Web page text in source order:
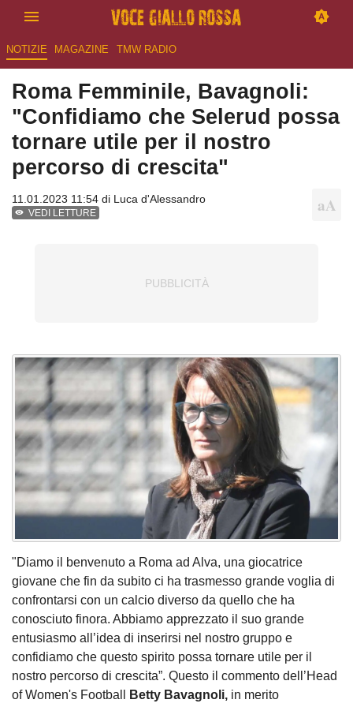
NOTIZIE MAGAZINE TMW RADIO
Roma Femminile, Bavagnoli:
"Confidiamo che Selerud possa
tornare utile per il nostro
percorso di crescita"
11.01.2023 11:54 di Luca d'Alessandro
VEDI LETTURE
"Diamo il benvenuto a Roma ad Alva, una giocatrice
giovane che fin da subito ci ha trasmesso grande voglia di
confrontarsi con un calcio diverso da quello che ha
conosciuto finora. Abbiamo apprezzato il suo grande
entusiasmo all’idea di inserirsi nel nostro gruppo e
confidiamo che questo spirito possa tornare utile per il
nostro percorso di crescita”. Questo il commento dell’Head
of Women's Football
Betty Bavagnoli, in merito